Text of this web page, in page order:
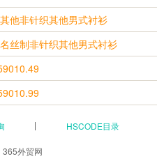
他非针织其他男式衬衫
丝制非针织其他男式衬衫
HSCODE目录
365外贸网